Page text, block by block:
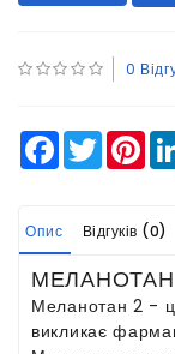
0
Facebook
Twitter
Опис Відгуків (0)
МЕЛАНОТАН
Меланотан 2 -
викликає